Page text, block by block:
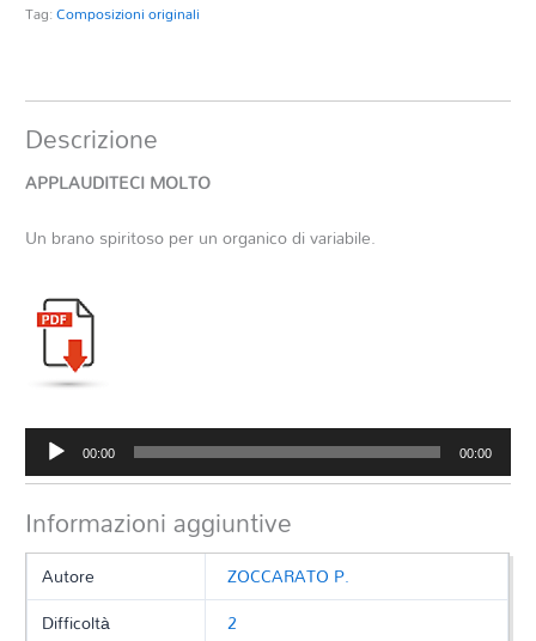
Tag:Composizioni originali
Descrizione
APPLAUDITECI MOLTO
Un brano spiritoso per un organico di variabile.
Audio
Player
00:00 00:00
Informazioni aggiuntive
Autore
ZOCCARATO P.
Difficoltà
2